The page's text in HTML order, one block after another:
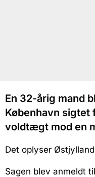
En 32-årig mand
København sigtet
voldtægt mod en
Det oplyser
Sagen blev anmeldt